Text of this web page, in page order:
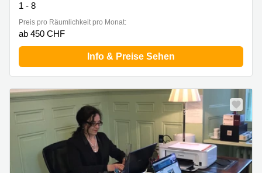
1 - 8
Preis pro Räumlichkeit pro Monat:
ab 450 CHF
Info & Preise Sehen